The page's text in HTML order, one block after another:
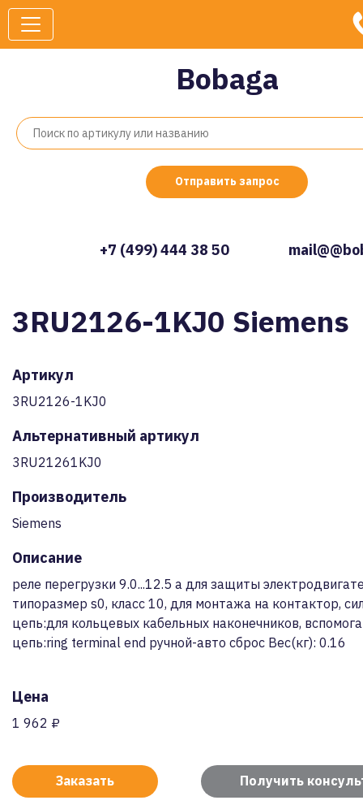
Bobaga
Отправить запрос
+7 (499) 444 38 50
3RU2126-1KJ0 Siemens
Артикул
3RU2126-1KJ0
Альтернативный артикул
3RU21261KJ0
Производитель
Siemens
Описание
реле перегрузки 9.0...12.5 a для защиты
типоразмер s0, класс 10, для монтажа на контактор,
цепь:для кольцевых кабельных наконечников,
цепь:ring terminal end ручной-авто сброс Вес(кг): 0.16
Цена
1 962 ₽
Заказать Получить